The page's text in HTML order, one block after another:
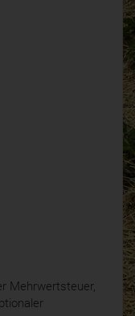
Mehrwertsteuer,